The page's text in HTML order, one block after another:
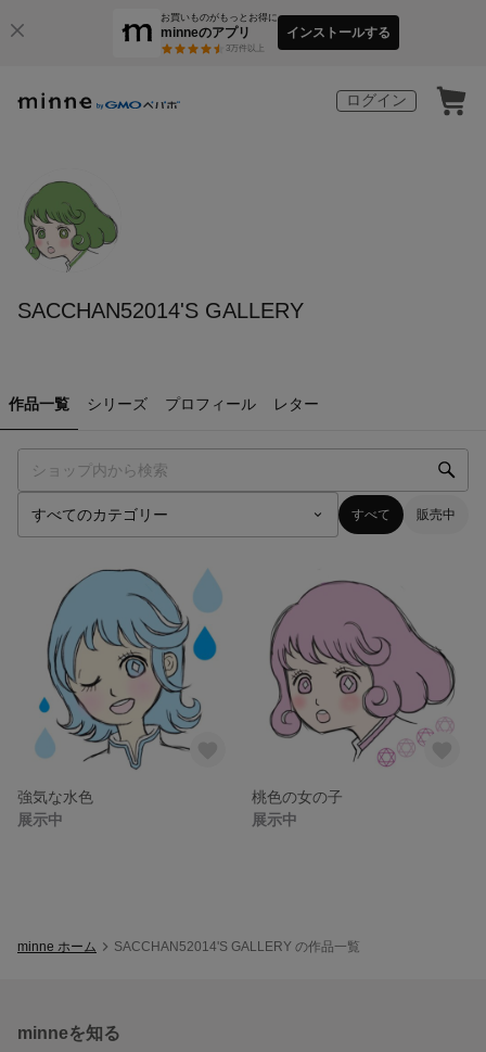
お買いものがもっとお得に
minneのアプリ
3万件以上
インストールする
ログイン
SACCHAN52014'S GALLERY
作品一覧 シリーズ プロフィール レター
すべて 販売中
強気な水色
展示中
桃色の女の子
展示中
minne ホーム SACCHAN52014'S GALLERY の作品一覧
minneを知る